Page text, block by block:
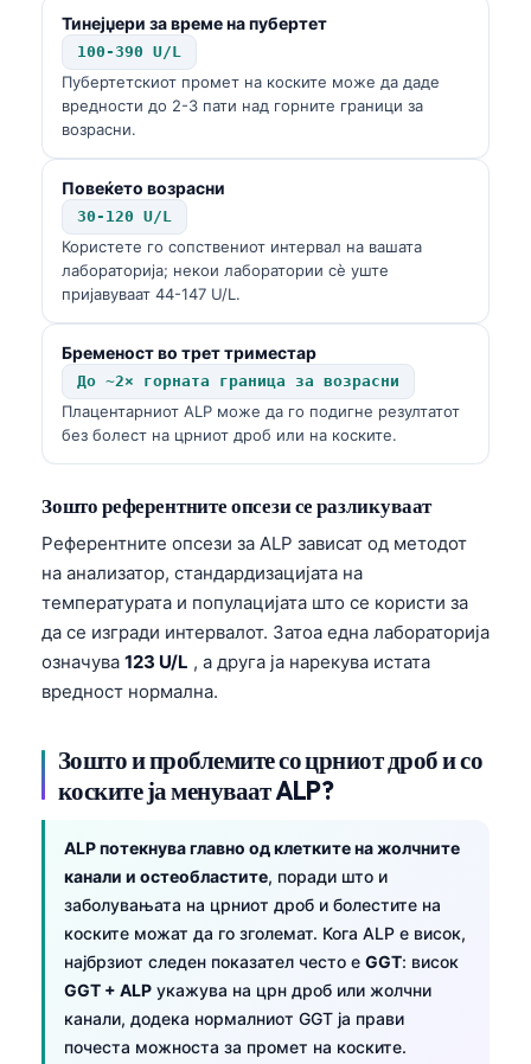
Тинејџери за време на пубертет
100-390 U/L
Пубертетскиот промет на коските може да даде
вредности до 2-3 пати над горните граници за
возрасни.
Повеќето возрасни
30-120 U/L
Користете го сопствениот интервал на вашата
лабораторија; некои лаборатории сè уште
пријавуваат 44-147 U/L.
Бременост во трет триместар
До ~2× горната граница за возрасни
Плацентарниот ALP може да го подигне резултатот
без болест на црниот дроб или на коските.
Зошто референтните опсези се разликуваат
Референтните опсези за ALP зависат од методот
на анализатор, стандардизацијата на
температурата и популацијата што се користи за
да се изгради интервалот. Затоа една лабораторија
означува 123 U/L , а друга ја нарекува истата
вредност нормална.
Зошто и проблемите со црниот дроб и со
коските ја менуваат ALP?
ALP потекнува главно од клетките на жолчните
канали и остеобластите, поради што и
заболувањата на црниот дроб и болестите на
коските можат да го зголемат. Кога ALP е висок,
најбрзиот следен показател често е GGT: висок
GGT + ALP укажува на црн дроб или жолчни
канали, додека нормалниот GGT ја прави
почеста можноста за промет на коските.